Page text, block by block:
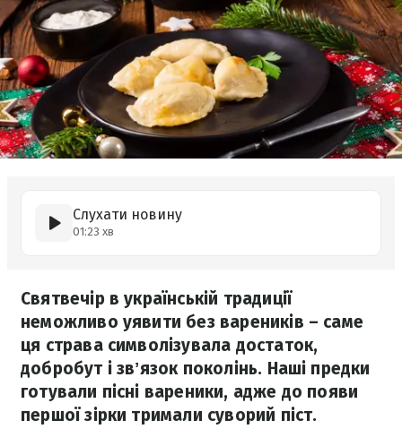
Слухати новину
01:23 хв
Святвечір в українській традиції
неможливо уявити без вареників – саме
ця страва символізувала достаток,
добробут і звʼязок поколінь. Наші предки
готували пісні вареники, адже до появи
першої зірки тримали суворий піст.